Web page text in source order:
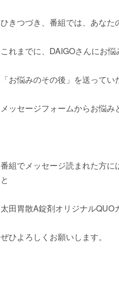
ひきつづき、番組では、あなた
これまでに、DAIGOさんにお悩
「お悩みのその後」を送ってい
メッセージフォームからお悩み
番組でメッセージ読まれた方
と
太田胃散A錠剤オリジナルQUO
ぜひよろしくお願いします。